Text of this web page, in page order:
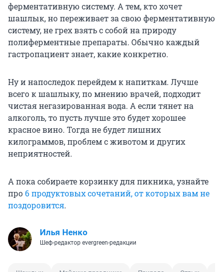
ферментативную систему. А тем, кто хочет
шашлык, но переживает за свою ферментативную
систему, не грех взять с собой на природу
полиферментные препараты. Обычно каждый
гастропациент знает, какие конкретно.
Ну и напоследок перейдем к напиткам. Лучше
всего к шашлыку, по мнению врачей, подходит
чистая негазированная вода. А если тянет на
алкоголь, то пусть лучше это будет хорошее
красное вино. Тогда не будет лишних
килограммов, проблем с животом и других
неприятностей.
А пока собираете корзинку для пикника, узнайте
про 6 продуктовых сочетаний, от которых вам не
поздоровится.
Илья Ненко
Шеф-редактор evergreen-редакции